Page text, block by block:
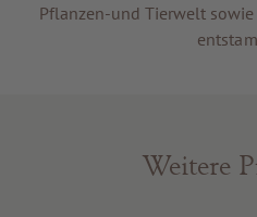
Pflanzen-und Tierwelt
Weitere